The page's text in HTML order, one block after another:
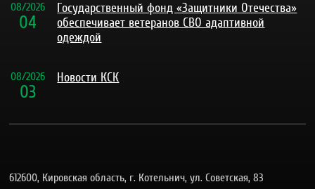
04
08/2026
Государственный фонд «Защитники Отечества»
обеспечивает ветеранов СВО адаптивной
одеждой
03
08/2026 Новости КСК
612600, Кировская область, г. Котельнич, ул. Советская, 83